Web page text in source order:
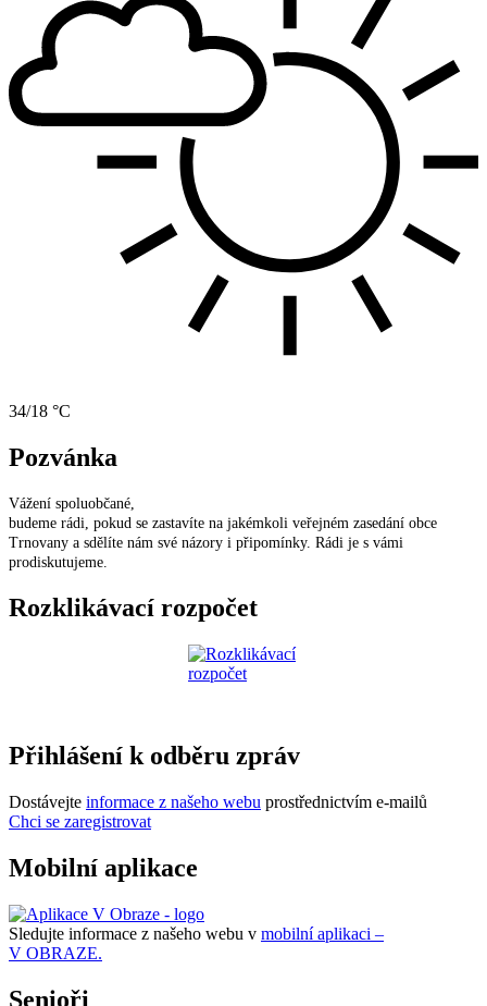
34/18 °C
Pozvánka
Vážení spoluobčané,
budeme rádi, pokud se zastavíte na jakémkoli veřejném zasedání obce
Trnovany a sdělíte nám své názory i připomínky. Rádi je s vámi
prodiskutujeme.
Rozklikávací rozpočet
Přihlášení k odběru zpráv
Dostávejte informace z našeho webu prostřednictvím e-mailů
Chci se zaregistrovat
Mobilní aplikace
Sledujte informace z našeho webu v mobilní aplikaci –
V OBRAZE.
Senioři